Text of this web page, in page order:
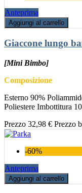
Anteprima
Aggiungi al carrello
Giaccone lungo
[Mini Bimbo]
Composizione
Esterno 90%
Poliestere Imbottitura
Prezzo 32,98 € Prezzo
-60%
Anteprima
Aggiungi al carrello